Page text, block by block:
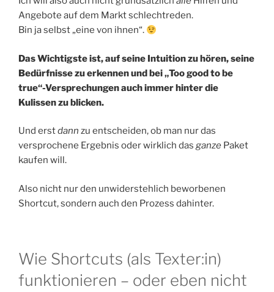
Angebote auf dem Markt schlechtreden.
Bin ja selbst „eine von ihnen“.
Das Wichtigste ist, auf seine Intuition zu hören, seine
Bedürfnisse zu erkennen und bei „Too good to be
true“-Versprechungen auch immer hinter die
Kulissen zu blicken.
Und erstdann zu entscheiden, ob man nur das
versprochene Ergebnis oder wirklich das ganze Paket
kaufen will.
Also nicht nur den unwiderstehlich beworbenen
Shortcut, sondern auch den Prozess dahinter.
Wie Shortcuts (als Texter:in)
funktionieren – oder eben nicht